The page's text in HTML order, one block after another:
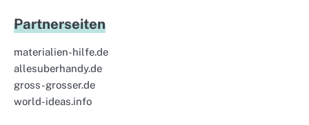
Partnerseiten
materialien-hilfe.de
allesuberhandy.de
gross-grosser.de
world-ideas.info